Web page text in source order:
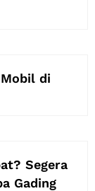
di
Segera
Gading